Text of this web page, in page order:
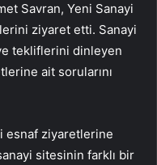
Savran, Yeni Sanayi
ziyaret etti. Sanayi
tekliflerini dinleyen
ait sorularını
esnaf ziyaretlerine
sitesinin farklı bir